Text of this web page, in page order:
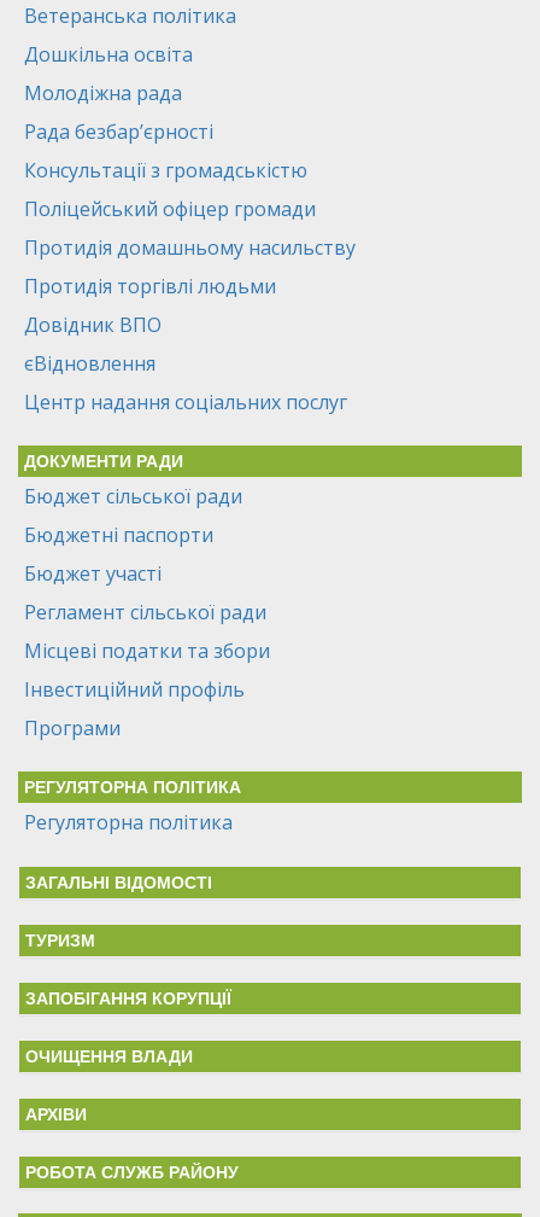
Ветеранська політика
Дошкільна освіта
Молодіжна рада
Рада безбар’єрності
Консультації з громадськістю
Поліцейський офіцер громади
Протидія домашньому насильству
Протидія торгівлі людьми
Довідник ВПО
єВідновлення
Центр надання соціальних послуг
ДОКУМЕНТИ РАДИ
Бюджет сільської ради
Бюджетні паспорти
Бюджет участі
Регламент сільської ради
Місцеві податки та збори
Інвестиційний профіль
Програми
РЕГУЛЯТОРНА ПОЛІТИКА
Регуляторна політика
ЗАГАЛЬНІ ВІДОМОСТІ
ТУРИЗМ
ЗАПОБІГАННЯ КОРУПЦІЇ
ОЧИЩЕННЯ ВЛАДИ
АРХІВИ
РОБОТА СЛУЖБ РАЙОНУ